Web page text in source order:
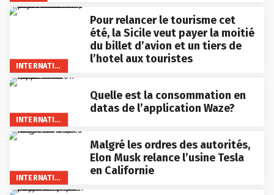
INTERNATIONAL
Pour relancer le tourisme cet
été, la Sicile veut payer la moitié
du billet d’avion et un tiers de
l’hotel aux touristes
INTERNATIONAL
Quelle est la consommation en
datas de l’application Waze?
INTERNATIONAL
Malgré les ordres des autorités,
Elon Musk relance l’usine Tesla
en Californie